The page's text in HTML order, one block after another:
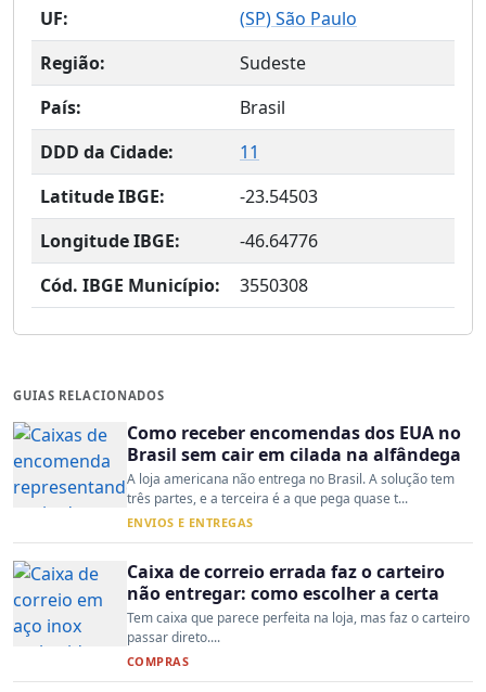
UF:
(SP) São Paulo
Região:
Sudeste
País:
Brasil
DDD da Cidade:
11
Latitude IBGE:
-23.54503
Longitude IBGE:
-46.64776
Cód. IBGE Município:
3550308
GUIAS RELACIONADOS
Como receber encomendas dos EUA no
Brasil sem cair em cilada na alfândega
A loja americana não entrega no Brasil. A solução tem
três partes, e a terceira é a que pega quase t...
ENVIOS E ENTREGAS
Caixa de correio errada faz o carteiro
não entregar: como escolher a certa
Tem caixa que parece perfeita na loja, mas faz o carteiro
passar direto....
COMPRAS